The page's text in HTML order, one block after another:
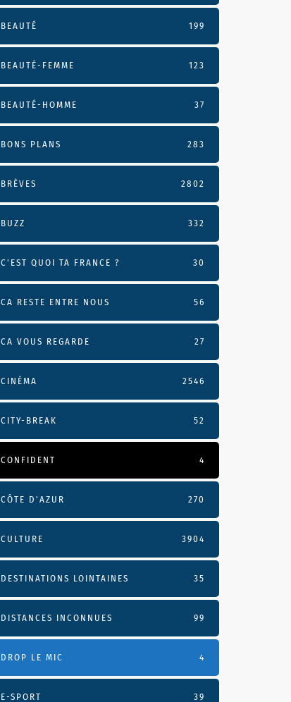
BEAUTÉ 199
BEAUTÉ-FEMME 123
BEAUTÉ-HOMME 37
BONS PLANS 283
BRÈVES 2802
BUZZ 332
C'EST QUOI TA FRANCE ? 30
CA RESTE ENTRE NOUS 56
CA VOUS REGARDE 27
CINÉMA 2546
CITY-BREAK 52
CONFIDENT 4
CÔTE D’AZUR 270
CULTURE 3904
DESTINATIONS LOINTAINES 35
DISTANCES INCONNUES 99
DROP LE MIC 4
E-SPORT 39